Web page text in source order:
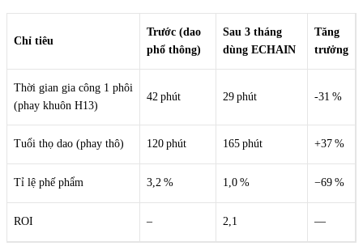
Chỉ tiêu
Trước (dao
phổ thông)
Sau 3 tháng
dùng ECHAIN
Tăng
trưởng
Thời gian gia công 1 phôi
(phay khuôn H13)
42 phút 29 phút ‑31 %
Tuổi thọ dao (phay thô) 120 phút 165 phút +37 %
Tỉ lệ phế phẩm 3,2 % 1,0 % −69 %
ROI – 2,1 —